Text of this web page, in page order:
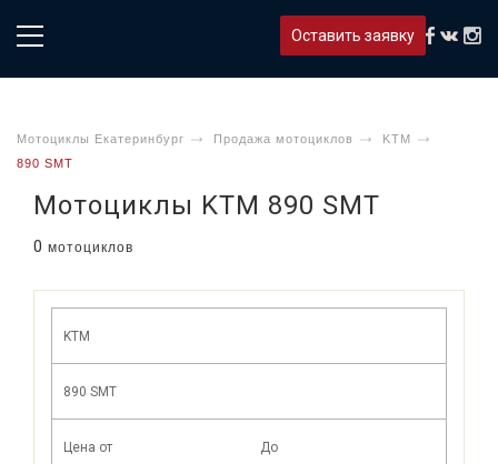
Оставить заявку
Мотоциклы Екатеринбург Продажа мотоциклов
KTM
890 SMT
Мотоциклы KTM 890 SMT
0 мотоциклов